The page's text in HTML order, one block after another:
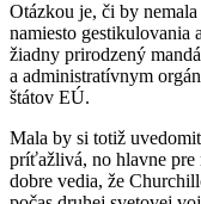
Otázkou je, či by
namiesto gestikulovania
žiadny prirodzený
a administratívnym
štátov EÚ.
Mala by si totiž
príťažlivá, no hlavne
dobre vedia, že